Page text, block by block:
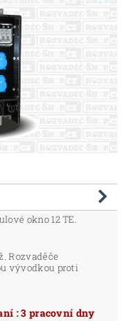
okno 12 TE.
Rozvaděče
vývodkou proti
Termin dodaní : 3 pracovní dny